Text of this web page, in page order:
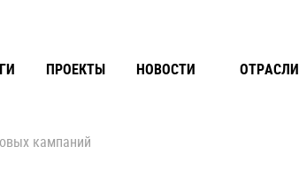
ПРОЕКТЫ НОВОСТИ ОТРАСЛИ
кампаний